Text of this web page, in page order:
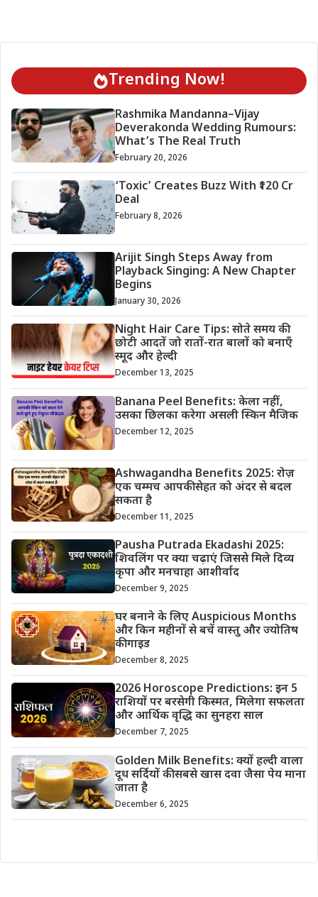
Trending Now!
Rashmika Mandanna–Vijay
Deverakonda Wedding Rumours:
What’s The Real Truth
February 20, 2026
‘Toxic’ Creates Buzz With ₹120 Cr
Deal
February 8, 2026
Arijit Singh Steps Away from
Playback Singing: A New Chapter
Begins
January 30, 2026
Night Hair Care Tips: सोते समय की
छोटी आदतें जो रातों-रात बालों को बनाएँ
स्मूद और हेल्दी
December 13, 2025
Banana Peel Benefits: केला नहीं,
उसका छिलका करेगा असली स्किन मैजिक
December 12, 2025
Ashwagandha Benefits 2025: रोज़
एक चम्मच आपकी सेहत को अंदर से बदल
सकता है
December 11, 2025
Pausha Putrada Ekadashi 2025:
शिवलिंग पर क्या चढ़ाएं जिससे मिले दिव्य
कृपा और मनचाहा आशीर्वाद
December 9, 2025
घर बनाने के लिए Auspicious Months
और किन महीनों से बचें वास्तु और ज्योतिष
की गाइड
December 8, 2025
2026 Horoscope Predictions: इन 5
राशियों पर बरसेगी किस्मत, मिलेगा सफलता
और आर्थिक वृद्धि का सुनहरा साल
December 7, 2025
Golden Milk Benefits: क्यों हल्दी वाला
दूध सर्दियों की सबसे खास दवा जैसा पेय माना
जाता है
December 6, 2025